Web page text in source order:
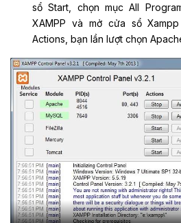
sổ Start, chọn mục All
XAMPP và mở cửa sổ
Actions, bạn lần lượt chọn